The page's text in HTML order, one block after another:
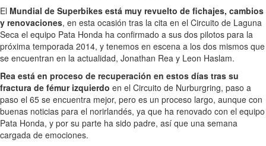
El Mundial de Superbikes está muy revuelto de fichajes, cambios
y renovaciones, en esta ocasión tras la cita en el Circuito de Laguna
Seca el equipo Pata Honda ha confirmado a sus dos pilotos para la
próxima temporada 2014, y tenemos en escena a los dos mismos que
se encuentran en la actualidad, Jonathan Rea y Leon Haslam.
Rea está en proceso de recuperación en estos días tras su
fractura de fémur izquierdo en el Circuito de Nurburgring, paso a
paso el 65 se encuentra mejor, pero es un proceso largo, aunque con
buenas noticias para el norirlandés, ya que ha renovado con el equipo
Pata Honda, y por su parte ha sido padre, así que una semana
cargada de emociones.